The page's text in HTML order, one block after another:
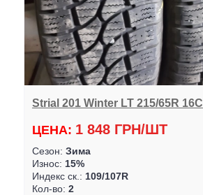
Strial 201 Winter LT 215/65R 16C
ЦЕНА: 1 848 ГРН/ШТ
Сезон: Зима
Износ: 15%
Индекс ск.: 109/107R
Кол-во: 2